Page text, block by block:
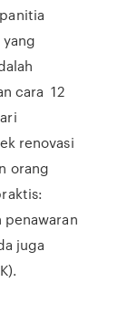
cara 12
renovasi
orang
juga